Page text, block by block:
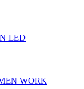
LED
WORK